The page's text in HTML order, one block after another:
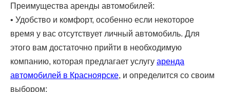
Преимущества аренды автомобилей:
• Удобство и комфорт, особенно если некоторое
время у вас отсутствует личный автомобиль. Для
этого вам достаточно прийти в необходимую
компанию, которая предлагает услугу аренда
автомобилей в Красноярске, и определится со своим
выбором;